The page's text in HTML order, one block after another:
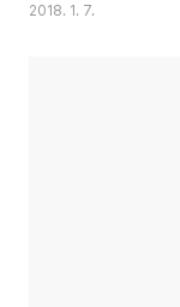
2018. 1. 7.